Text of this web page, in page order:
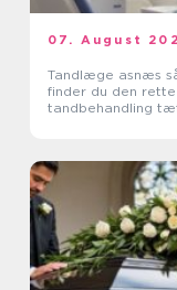
07. August
Tandlæge asnæs sådan
finder du den rette
tandbehandling